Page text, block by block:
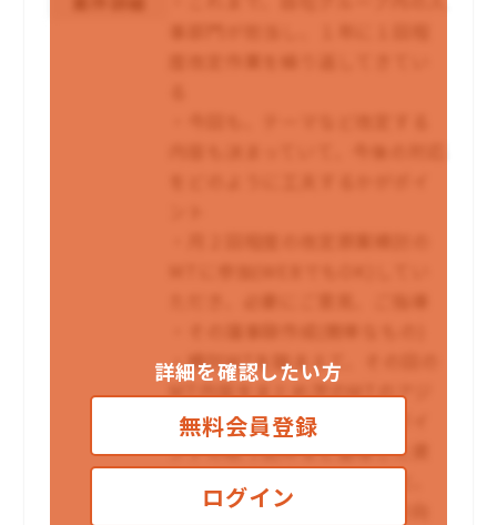
・検討MTを踏まえて、その回の
MT内容をまとめ次のMTのアジ
ェンダや検討課題の整理、ポイ
ントの絞り込みなど整理した資
料作成 (MT終了後、事務局と、
打合せをして、どのような方向
詳細を確認したい方
無料会員登録
ログイン